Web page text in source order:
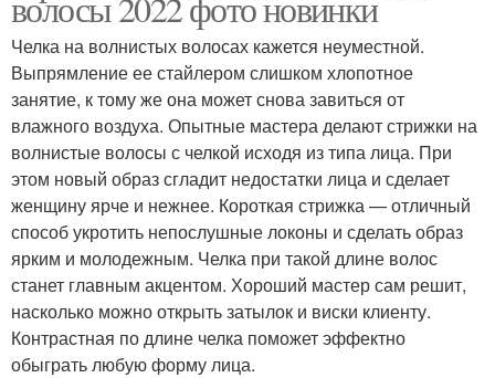
Челка на волнистых волосах кажется неуместной.
Выпрямление ее стайлером слишком хлопотное
занятие, к тому же она может снова завиться от
влажного воздуха. Опытные мастера делают стрижки на
волнистые волосы с челкой исходя из типа лица. При
этом новый образ сгладит недостатки лица и сделает
женщину ярче и нежнее. Короткая стрижка — отличный
способ укротить непослушные локоны и сделать образ
ярким и молодежным. Челка при такой длине волос
станет главным акцентом. Хороший мастер сам решит,
насколько можно открыть затылок и виски клиенту.
Контрастная по длине челка поможет эффектно
обыграть любую форму лица.